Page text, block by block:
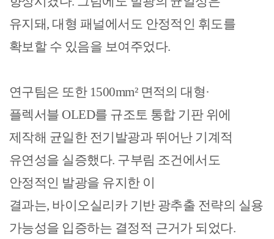
유지돼, 대형 패널에서도 안정적인 휘도를
확보할 수 있음을 보여주었다.
연구팀은 또한 1500mm² 면적의 대형·
플렉서블 OLED를 규조토 통합 기판 위에
제작해 균일한 전기발광과 뛰어난 기계적
유연성을 실증했다. 구부림 조건에서도
안정적인 발광을 유지한 이
결과는, 바이오실리카 기반 광추출 전략의 실용
가능성을 입증하는 결정적 근거가 되었다.